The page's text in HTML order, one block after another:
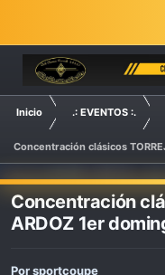
Inicio .: EVENTOS :.
Concentración clásicos
Concentración
ARDOZ 1er
Porsportcoupe